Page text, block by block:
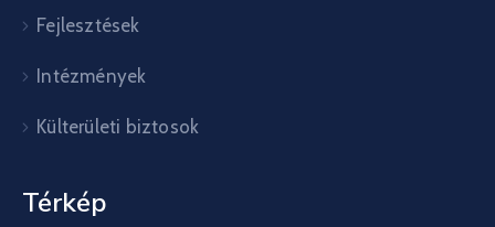
Fejlesztések
Intézmények
Külterületi biztosok
Térkép